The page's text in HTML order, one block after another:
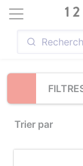
Trier par
Loading...